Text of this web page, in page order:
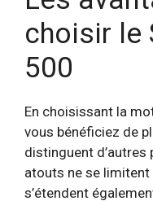
choisir le
500
En choisissant la
vous bénéficiez de
distinguent d’autres
atouts ne se
s’étendent